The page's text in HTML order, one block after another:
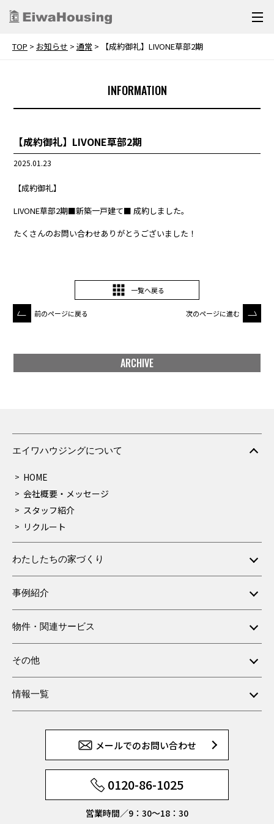
TOP > お知らせ > 通常 > 【成約御礼】LIVONE草部2期
INFORMATION
ARCHIVE
【成約御礼】LIVONE草部2期
2025.01.23
【成約御礼】
LIVONE草部2期■新築一戸建て■ 成約しました。
たくさんのお問い合わせありがとうございました！
前のページに戻る
一覧へ戻る
次のページに進む
エイワハウジングについて
HOME
会社概要・メッセージ
スタッフ紹介
リクルート
わたしたちの家づくり
事例紹介
物件・関連サービス
その他
情報一覧
メールでのお問い合わせ
0120-86-1025
営業時間／9：30〜18：30